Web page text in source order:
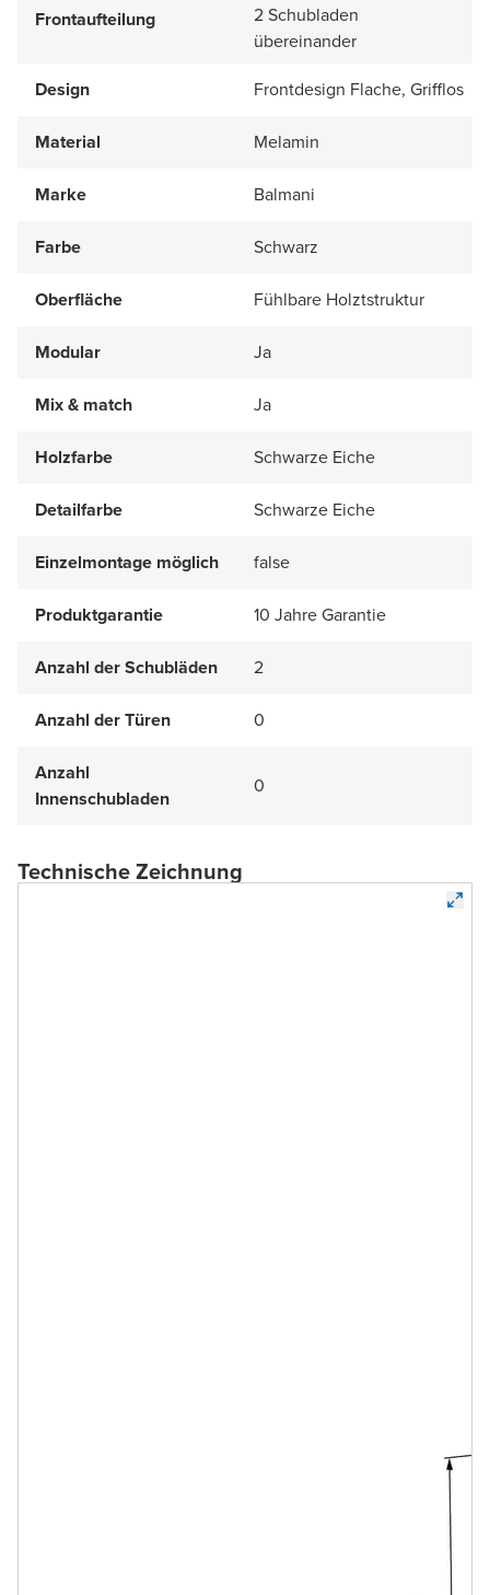
Frontaufteilung
2 Schubladen
übereinander
Design
Frontdesign Flache, Grifflos
Material Melamin
Marke Balmani
Farbe Schwarz
Oberfläche Fühlbare Holztstruktur
Modular Ja
Mix & match Ja
Holzfarbe Schwarze Eiche
Detailfarbe Schwarze Eiche
Einzelmontage möglich false
Produktgarantie 10 Jahre Garantie
Anzahl der Schubläden 2
Anzahl der Türen 0
Anzahl
Innenschubladen
0
Technische Zeichnung